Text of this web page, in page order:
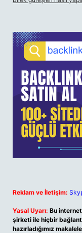
Reklam ve İletişim:
Yasal Uyarı: Bu
şirketi ile hiçbir
hazırladığımız